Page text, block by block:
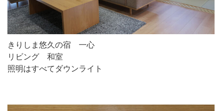
きりしま悠久の宿 一心
リビング 和室
照明はすべてダウンライト